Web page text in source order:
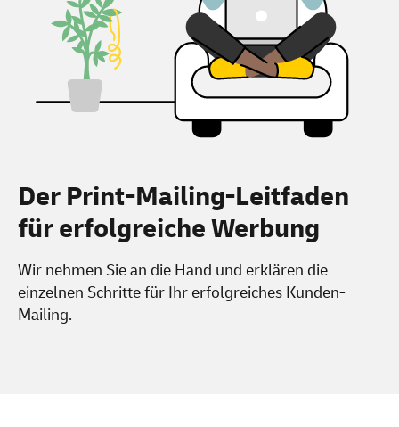
Der Print-Mailing-Leitfaden
für erfolgreiche Werbung
Wir nehmen Sie an die Hand und erklären die
einzelnen Schritte für Ihr erfolgreiches Kunden-
Mailing.